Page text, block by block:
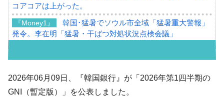
コアコアは上がった。
『Money1』
韓国･猛暑でソウル市全域「猛暑重大警報」
発令。李在明「猛暑・干ばつ対処状況点検会議」
07月販売台数は去年のほぼ半分「71台」しか売れなかっ
た。『起亜』は9台だけ
『Money1』
韓国「信用赦免を何回やっても、何回やっ
2026年06月09日、『韓国銀行』が「2026年第1四半期の
GNI（暫定版）」を公表しました。